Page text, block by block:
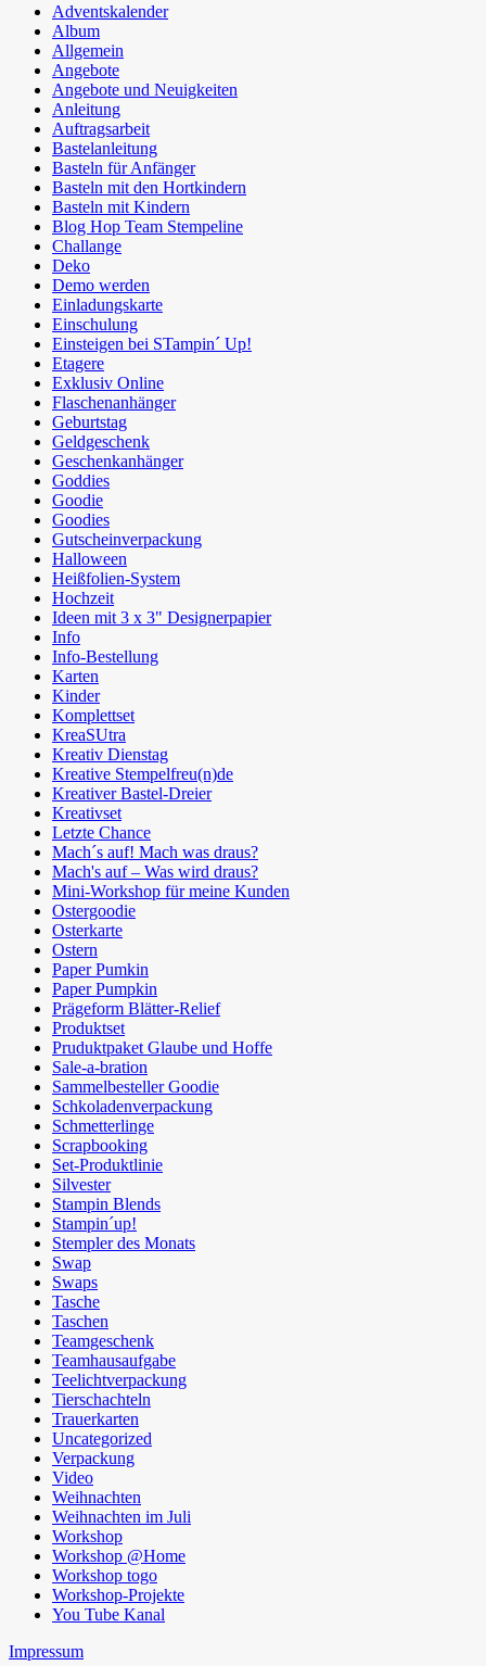
Adventskalender
Album
Allgemein
Angebote
Angebote und Neuigkeiten
Anleitung
Auftragsarbeit
Bastelanleitung
Basteln für Anfänger
Basteln mit den Hortkindern
Basteln mit Kindern
Blog Hop Team Stempeline
Challange
Deko
Demo werden
Einladungskarte
Einschulung
Einsteigen bei STampin´ Up!
Etagere
Exklusiv Online
Flaschenanhänger
Geburtstag
Geldgeschenk
Geschenkanhänger
Goddies
Goodie
Goodies
Gutscheinverpackung
Halloween
Heißfolien-System
Hochzeit
Ideen mit 3 x 3" Designerpapier
Info
Info-Bestellung
Karten
Kinder
Komplettset
KreaSUtra
Kreativ Dienstag
Kreative Stempelfreu(n)de
Kreativer Bastel-Dreier
Kreativset
Letzte Chance
Mach´s auf! Mach was draus?
Mach's auf – Was wird draus?
Mini-Workshop für meine Kunden
Ostergoodie
Osterkarte
Ostern
Paper Pumkin
Paper Pumpkin
Prägeform Blätter-Relief
Produktset
Pruduktpaket Glaube und Hoffe
Sale-a-bration
Sammelbesteller Goodie
Schkoladenverpackung
Schmetterlinge
Scrapbooking
Set-Produktlinie
Silvester
Stampin Blends
Stampin´up!
Stempler des Monats
Swap
Swaps
Tasche
Taschen
Teamgeschenk
Teamhausaufgabe
Teelichtverpackung
Tierschachteln
Trauerkarten
Uncategorized
Verpackung
Video
Weihnachten
Weihnachten im Juli
Workshop
Workshop @Home
Workshop togo
Workshop-Projekte
You Tube Kanal
Impressum